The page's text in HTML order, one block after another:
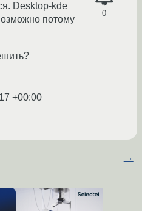
0
Desktop-kde
потому
+00:00
→